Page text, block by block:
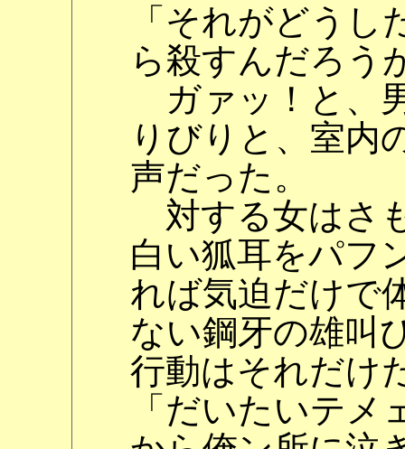
「それがどう
ら殺すんだろう
ガァッ！と、
りびりと、室内
声だった。
対する女はさ
白い狐耳をパフ
れば気迫だけで
ない鋼牙の雄叫
行動はそれだけ
「だいたいテ